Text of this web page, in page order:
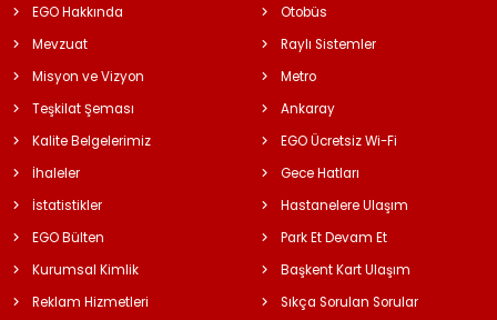
EGO Hakkında
Mevzuat
Misyon ve Vizyon
Teşkilat Şeması
Kalite Belgelerimiz
İhaleler
İstatistikler
EGO Bülten
Kurumsal Kimlik
Reklam Hizmetleri
Otobüs
Raylı Sistemler
Metro
Ankaray
EGO Ücretsiz Wi-Fi
Gece Hatları
Hastanelere Ulaşım
Park Et Devam Et
Başkent Kart Ulaşım
Sıkça Sorulan Sorular